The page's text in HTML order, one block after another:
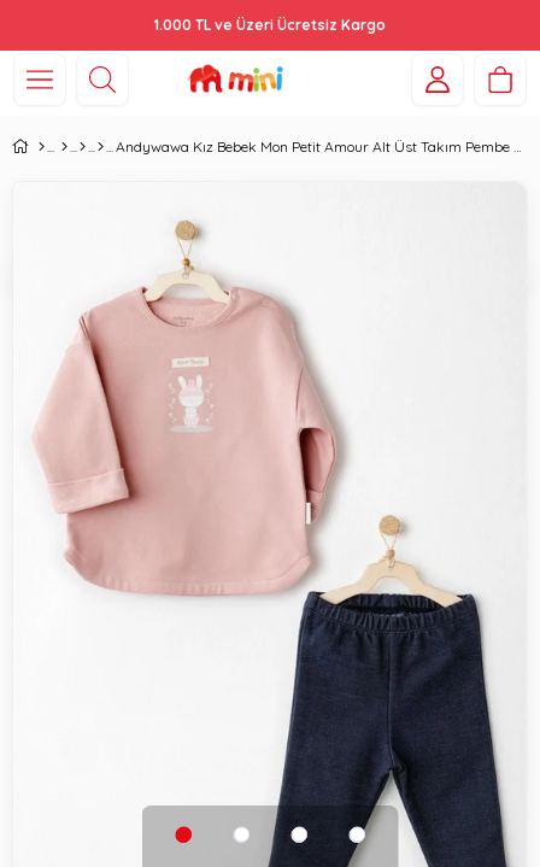
1.000 TL ve Üzeri Ücretsiz Kargo
Andywawa Kız Bebek Mon Petit Amour Alt Üst Takım Pembe AC26087